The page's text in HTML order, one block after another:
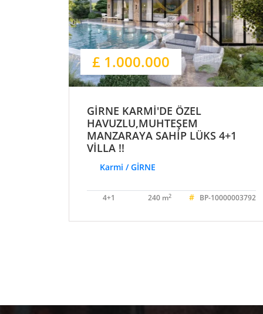
£ 1.000.000
GİRNE KARMİ'DE ÖZEL
HAVUZLU,MUHTEŞEM
MANZARAYA SAHİP LÜKS 4+1
VİLLA !!
Karmi / GİRNE
4+1 240 m2 # BP-10000003792